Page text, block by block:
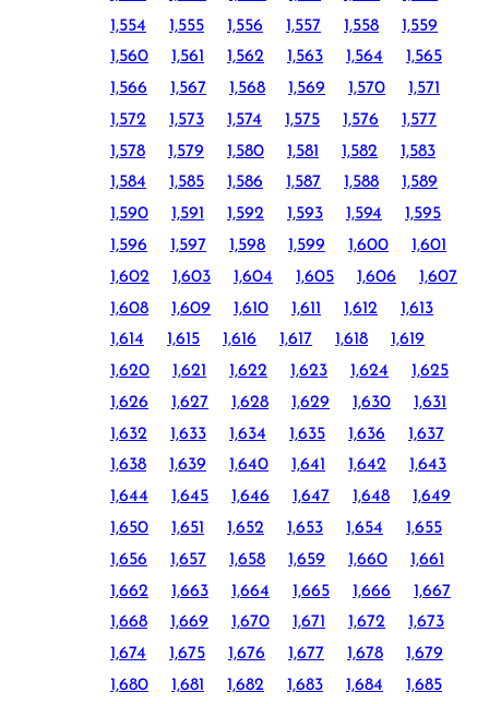
1,554
1,555 1,556 1,557 1,558
1,559
1,560
1,561 1,562 1,563 1,564
1,565
1,566
1,567 1,568 1,569 1,570
1,571
1,572
1,573 1,574 1,575 1,576
1,577
1,578
1,579 1,580 1,581 1,582
1,583
1,584
1,585 1,586 1,587 1,588
1,589
1,590
1,591 1,592 1,593 1,594
1,595
1,596
1,597 1,598 1,599 1,600
1,601
1,602
1,603 1,604 1,605 1,606
1,607
1,608
1,609 1,610 1,611 1,612
1,613
1,614
1,615 1,616 1,617 1,618
1,619
1,620
1,621 1,622 1,623 1,624
1,625
1,626
1,627 1,628 1,629 1,630
1,631
1,632
1,633 1,634 1,635 1,636
1,637
1,638
1,639 1,640 1,641 1,642
1,643
1,644
1,645 1,646 1,647 1,648
1,649
1,650
1,651 1,652 1,653 1,654
1,655
1,656
1,657 1,658 1,659 1,660
1,661
1,662
1,663 1,664 1,665 1,666
1,667
1,668
1,669 1,670 1,671 1,672
1,673
1,674
1,675 1,676 1,677 1,678
1,679
1,680
1,681 1,682 1,683 1,684
1,685